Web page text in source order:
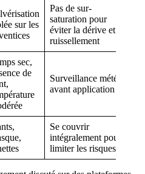
sur les
Pas de sur-
saturation pour
éviter la dérive et le
ruissellement
sec,
de
Surveillance météo
avant application
Se couvrir
intégralement pour
limiter les risques